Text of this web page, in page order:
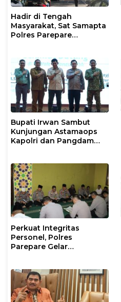
Hadir di Tengah
Masyarakat, Sat Samapta
Polres Parepare
Bupati Irwan Sambut
Kunjungan Astamaops
Kapolri dan Pangdam
Perkuat Integritas
Personel, Polres
Parepare Gelar